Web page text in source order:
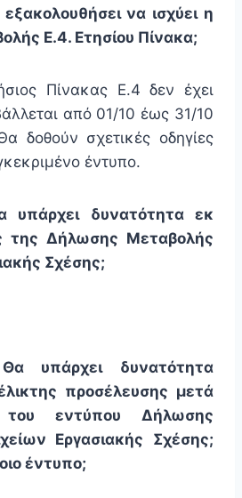
εξακολουθήσει να ισχύει η
Ε.4. Ετησίου Πίνακα;
Πίνακας Ε.4 δεν έχει
από 01/10 έως 31/10
δοθούν σχετικές οδηγίες
έντυπο.
υπάρχει δυνατότητα εκ
της Δήλωσης Μεταβολής
Σχέσης;
υπάρχει δυνατότητα
προσέλευσης μετά
εντύπου Δήλωσης
Εργασιακής Σχέσης;
έντυπο;